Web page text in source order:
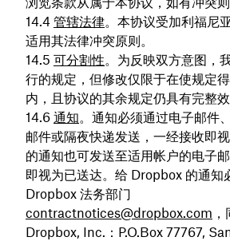
管辖法律。本协议受加利福尼
适用其法律冲突原则。
可分割性。为反映双方意图，
行的规定，但修改仅限于在使规定
内，且协议的其余规定仍具有完整效
通知。通知必须通过电子邮件
邮件或隔夜快递发送，一经接收即
的通知也可发送至适用帐户的电子
即视为已送达。给 Dropbox 的通知
Dropbox 法务部门
contractnotices@dropbox.com
Dropbox, Inc.：P.O.Box 77767,